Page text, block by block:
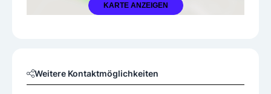
KARTE ANZEIGEN
Weitere Kontaktmöglichkeiten